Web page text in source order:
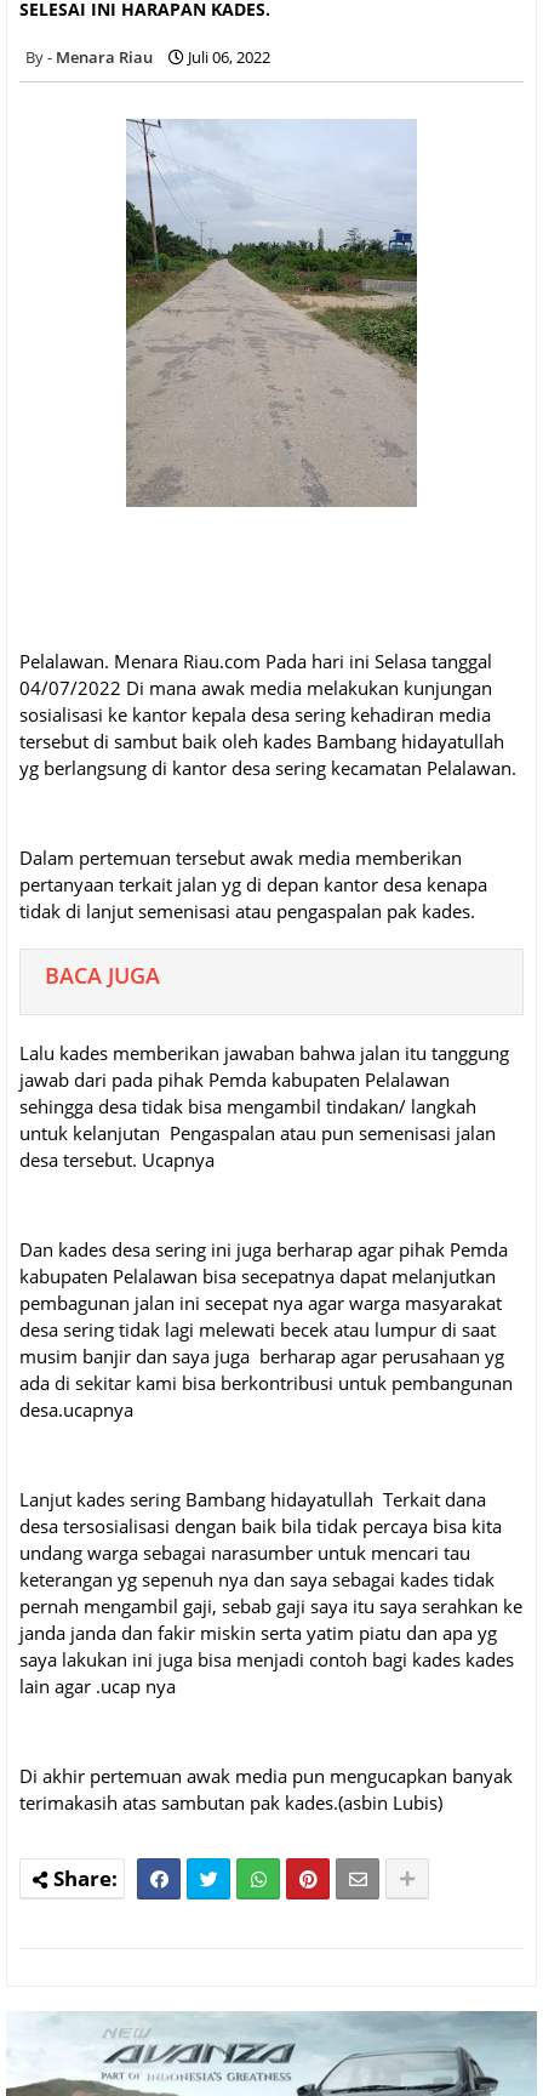
SELESAI INI HARAPAN KADES.
Menara Riau Juli 06, 2022
Pelalawan. Menara Riau.com Pada hari ini Selasa tanggal
04/07/2022 Di mana awak media melakukan kunjungan
sosialisasi ke kantor kepala desa sering kehadiran media
tersebut di sambut baik oleh kades Bambang hidayatullah
yg berlangsung di kantor desa sering kecamatan Pelalawan.
Dalam pertemuan tersebut awak media memberikan
pertanyaan terkait jalan yg di depan kantor desa kenapa
tidak di lanjut semenisasi atau pengaspalan pak kades.
BACA JUGA
Lalu kades memberikan jawaban bahwa jalan itu tanggung
jawab dari pada pihak Pemda kabupaten Pelalawan
sehingga desa tidak bisa mengambil tindakan/ langkah
untuk kelanjutan Pengaspalan atau pun semenisasi jalan
desa tersebut. Ucapnya
Dan kades desa sering ini juga berharap agar pihak Pemda
kabupaten Pelalawan bisa secepatnya dapat melanjutkan
pembagunan jalan ini secepat nya agar warga masyarakat
desa sering tidak lagi melewati becek atau lumpur di saat
musim banjir dan saya juga berharap agar perusahaan yg
ada di sekitar kami bisa berkontribusi untuk pembangunan
desa.ucapnya
Lanjut kades sering Bambang hidayatullah Terkait dana
desa tersosialisasi dengan baik bila tidak percaya bisa kita
undang warga sebagai narasumber untuk mencari tau
keterangan yg sepenuh nya dan saya sebagai kades tidak
pernah mengambil gaji, sebab gaji saya itu saya serahkan ke
janda janda dan fakir miskin serta yatim piatu dan apa yg
saya lakukan ini juga bisa menjadi contoh bagi kades kades
lain agar .ucap nya
Di akhir pertemuan awak media pun mengucapkan banyak
terimakasih atas sambutan pak kades.(asbin Lubis)